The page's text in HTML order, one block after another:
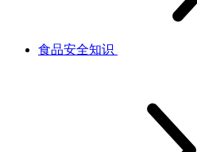
食品安全知识